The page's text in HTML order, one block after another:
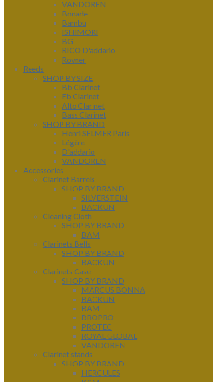
VANDOREN
Bonade
Bambu
ISHIMORI
BG
RICO D'addario
Rovner
Reeds
SHOP BY SIZE
Bb Clarinet
Eb Clarinet
Alto Clarinet
Bass Clarinet
SHOP BY BRAND
Henri SELMER Paris
Légère
D'addario
VANDOREN
Accessories
Clarinet Barrels
SHOP BY BRAND
SILVERSTEIN
BACKUN
Cleaning Cloth
SHOP BY BRAND
BAM
Clarinets Bells
SHOP BY BRAND
BACKUN
Clarinets Case
SHOP BY BRAND
MARCUS BONNA
BACKUN
BAM
BROPRO
PROTEC
ROYAL GLOBAL
VANDOREN
Clarinet stands
SHOP BY BRAND
HERCULES